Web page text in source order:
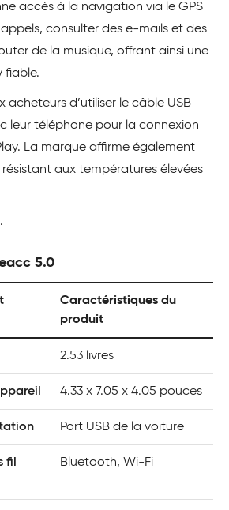
accès à la navigation via le GPS
consulter des e-mails et des
de la musique, offrant ainsi une
fiable.
acheteurs d’utiliser le câble USB
leur téléphone pour la connexion
La marque affirme également
aux températures élevées
5.0
Caractéristiques du
produit
2.53 livres
4.33 x 7.05 x 4.05 pouces
Port USB de la voiture
fil
Bluetooth, Wi-Fi